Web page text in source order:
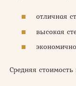
отличная
высокая
Средняя